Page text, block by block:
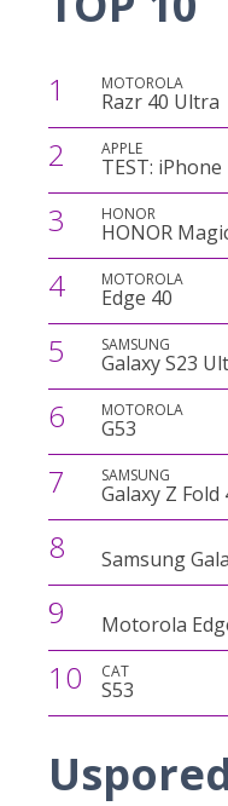
1 MOTOROLA
Razr 40 Ultra
2 APPLE
TEST:
3 HONOR
HONOR
4 MOTOROLA
Edge 40
5 SAMSUNG
Galaxy S23
6 MOTOROLA
G53
7 SAMSUNG
Galaxy Z Fold
8 Samsung
9 Motorola
10 CAT
S53